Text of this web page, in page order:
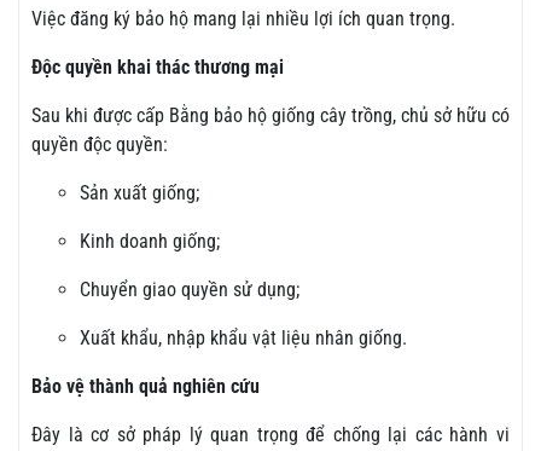
Việc đăng ký bảo hộ mang lại nhiều lợi ích quan trọng.
Độc quyền khai thác thương mại
Sau khi được cấp Bằng bảo hộ giống cây trồng, chủ sở hữu có
quyền độc quyền:
Sản xuất giống;
Kinh doanh giống;
Chuyển giao quyền sử dụng;
Xuất khẩu, nhập khẩu vật liệu nhân giống.
Bảo vệ thành quả nghiên cứu
Đây là cơ sở pháp lý quan trọng để chống lại các hành vi